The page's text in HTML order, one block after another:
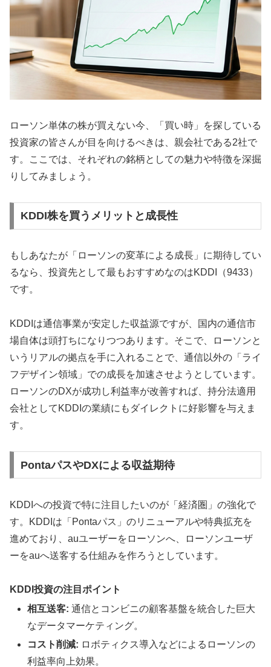
ローソン単体の株が買えない今、「買い時」を探している
投資家の皆さんが目を向けるべきは、親会社である2社で
す。ここでは、それぞれの銘柄としての魅力や特徴を深掘
りしてみましょう。
KDDI株を買うメリットと成長性
もしあなたが「ローソンの変革による成長」に期待してい
るなら、投資先として最もおすすめなのはKDDI（9433）
です。
KDDIは通信事業が安定した収益源ですが、国内の通信市
場自体は頭打ちになりつつあります。そこで、ローソンと
いうリアルの拠点を手に入れることで、通信以外の「ライ
フデザイン領域」での成長を加速させようとしています。
ローソンのDXが成功し利益率が改善すれば、持分法適用
会社としてKDDIの業績にもダイレクトに好影響を与えま
す。
PontaパスやDXによる収益期待
KDDIへの投資で特に注目したいのが「経済圏」の強化で
す。KDDIは「Pontaパス」のリニューアルや特典拡充を
進めており、auユーザーをローソンへ、ローソンユーザ
ーをauへ送客する仕組みを作ろうとしています。
KDDI投資の注目ポイント
相互送客: 通信とコンビニの顧客基盤を統合した巨大
なデータマーケティング。
コスト削減: ロボティクス導入などによるローソンの
利益率向上効果。